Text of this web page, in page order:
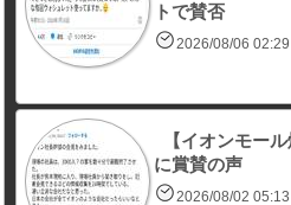
トで賛否
2026/08/06
【イオンモー
に賞賛の声
2026/08/02